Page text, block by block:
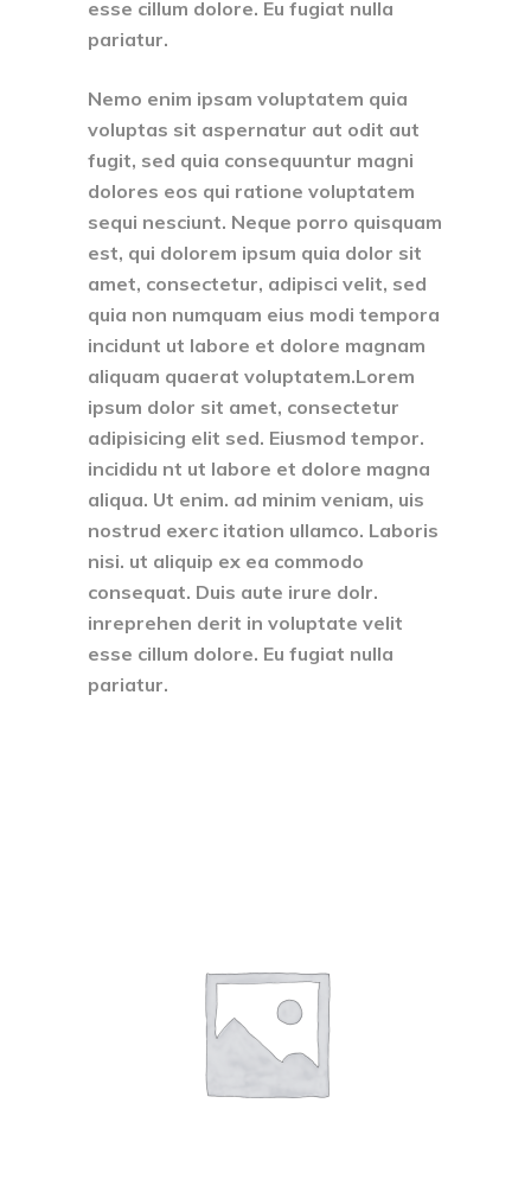
esse cillum dolore. Eu fugiat nulla
pariatur.
Nemo enim ipsam voluptatem quia
voluptas sit aspernatur aut odit aut
fugit, sed quia consequuntur magni
dolores eos qui ratione voluptatem
sequi nesciunt. Neque porro quisquam
est, qui dolorem ipsum quia dolor sit
amet, consectetur, adipisci velit, sed
quia non numquam eius modi tempora
incidunt ut labore et dolore magnam
aliquam quaerat voluptatem.Lorem
ipsum dolor sit amet, consectetur
adipisicing elit sed. Eiusmod tempor.
incididu nt ut labore et dolore magna
aliqua. Ut enim. ad minim veniam, uis
nostrud exerc itation ullamco. Laboris
nisi. ut aliquip ex ea commodo
consequat. Duis aute irure dolr.
inreprehen derit in voluptate velit
esse cillum dolore. Eu fugiat nulla
pariatur.